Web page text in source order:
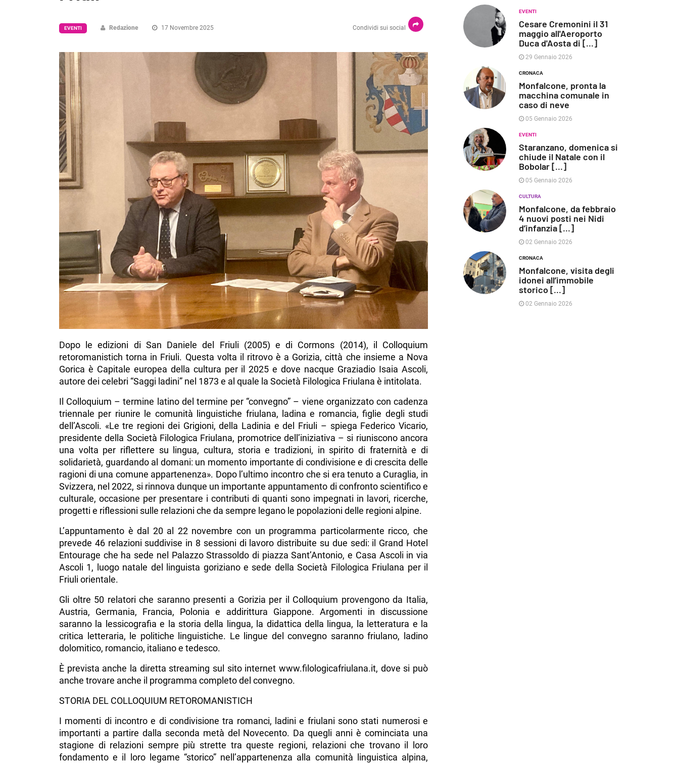
Condividi sui social
EVENTI Redazione 17 Novembre 2025
Dopo le edizioni di San Daniele del Friuli (2005) e di Cormons (2014), il Colloquium
retoromanistich torna in Friuli. Questa volta il ritrovo è a Gorizia, città che insieme a Nova
Gorica è Capitale europea della cultura per il 2025 e dove nacque Graziadio Isaia Ascoli,
autore dei celebri “Saggi ladini” nel 1873 e al quale la Società Filologica Friulana è intitolata.
Il Colloquium – termine latino del termine per “convegno” – viene organizzato con cadenza
triennale per riunire le comunità linguistiche friulana, ladina e romancia, figlie degli studi
dell’Ascoli. «Le tre regioni dei Grigioni, della Ladinia e del Friuli – spiega Federico Vicario,
presidente della Società Filologica Friulana, promotrice dell’iniziativa – si riuniscono ancora
una volta per riflettere su lingua, cultura, storia e tradizioni, in spirito di fraternità e di
solidarietà, guardando al domani: un momento importante di condivisione e di crescita delle
ragioni di una comune appartenenza». Dopo l’ultimo incontro che si era tenuto a Curaglia, in
Svizzera, nel 2022, si rinnova dunque un importante appuntamento di confronto scientifico e
culturale, occasione per presentare i contributi di quanti sono impegnati in lavori, ricerche,
progetti e riflessioni sulle relazioni che da sempre legano le popolazioni delle regioni alpine.
L’appuntamento è dal 20 al 22 novembre con un programma particolarmente ricco, che
prevede 46 relazioni suddivise in 8 sessioni di lavoro distribuite su due sedi: il Grand Hotel
Entourage che ha sede nel Palazzo Strassoldo di piazza Sant’Antonio, e Casa Ascoli in via
Ascoli 1, luogo natale del linguista goriziano e sede della Società Filologica Friulana per il
Friuli orientale.
Gli oltre 50 relatori che saranno presenti a Gorizia per il Colloquium provengono da Italia,
Austria, Germania, Francia, Polonia e addirittura Giappone. Argomenti in discussione
saranno la lessicografia e la storia della lingua, la didattica della lingua, la letteratura e la
critica letteraria, le politiche linguistiche. Le lingue del convegno saranno friulano, ladino
dolomitico, romancio, italiano e tedesco.
È prevista anche la diretta streaming sul sito internet www.filologicafriulana.it, dove si può
anche trovare anche il programma completo del convegno.
STORIA DEL COLLOQUIUM RETOROMANISTICH
I momenti di incontro e di condivisione tra romanci, ladini e friulani sono stati numerosi e
importanti a partire dalla seconda metà del Novecento. Da quegli anni è cominciata una
stagione di relazioni sempre più strette tra queste regioni, relazioni che trovano il loro
fondamento e il loro legame “storico” nell’appartenenza alla comunità linguistica alpina,
EVENTI
Cesare Cremonini il 31
maggio all'Aeroporto
Duca d'Aosta di [...]
29 Gennaio 2026
CRONACA
Monfalcone, pronta la
macchina comunale in
caso di neve
05 Gennaio 2026
EVENTI
Staranzano, domenica si
chiude il Natale con il
Bobolar [...]
05 Gennaio 2026
CULTURA
Monfalcone, da febbraio
4 nuovi posti nei Nidi
d’infanzia [...]
02 Gennaio 2026
CRONACA
Monfalcone, visita degli
idonei all’immobile
storico [...]
02 Gennaio 2026